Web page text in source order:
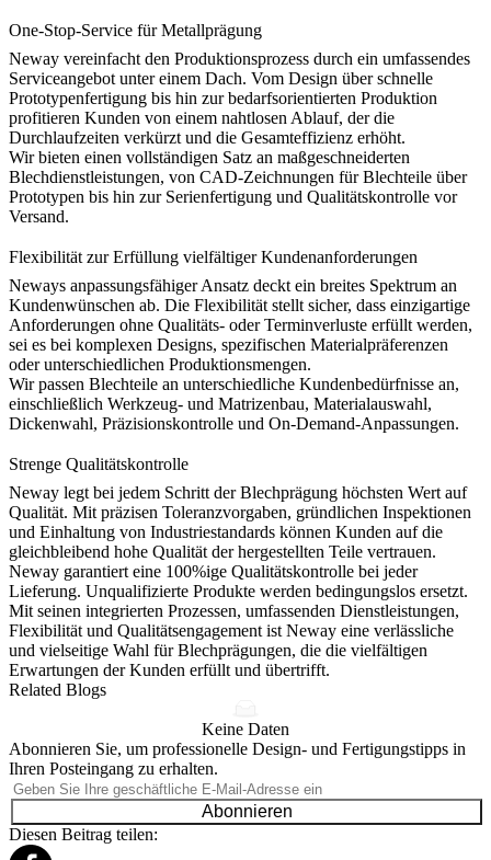
One-Stop-Service für Metallprägung
Neway vereinfacht den Produktionsprozess durch ein umfassendes
Serviceangebot unter einem Dach. Vom Design über schnelle
Prototypenfertigung bis hin zur bedarfsorientierten Produktion
profitieren Kunden von einem nahtlosen Ablauf, der die
Durchlaufzeiten verkürzt und die Gesamteffizienz erhöht.
Wir bieten einen vollständigen Satz an maßgeschneiderten
Blechdienstleistungen, von CAD-Zeichnungen für Blechteile über
Prototypen bis hin zur Serienfertigung und Qualitätskontrolle vor
Versand.
Flexibilität zur Erfüllung vielfältiger Kundenanforderungen
Neways anpassungsfähiger Ansatz deckt ein breites Spektrum an
Kundenwünschen ab. Die Flexibilität stellt sicher, dass einzigartige
Anforderungen ohne Qualitäts- oder Terminverluste erfüllt werden,
sei es bei komplexen Designs, spezifischen Materialpräferenzen
oder unterschiedlichen Produktionsmengen.
Wir passen Blechteile an unterschiedliche Kundenbedürfnisse an,
einschließlich Werkzeug- und Matrizenbau, Materialauswahl,
Dickenwahl, Präzisionskontrolle und On-Demand-Anpassungen.
Strenge Qualitätskontrolle
Neway legt bei jedem Schritt der Blechprägung höchsten Wert auf
Qualität. Mit präzisen Toleranzvorgaben, gründlichen Inspektionen
und Einhaltung von Industriestandards können Kunden auf die
gleichbleibend hohe Qualität der hergestellten Teile vertrauen.
Neway garantiert eine 100%ige Qualitätskontrolle bei jeder
Lieferung. Unqualifizierte Produkte werden bedingungslos ersetzt.
Mit seinen integrierten Prozessen, umfassenden Dienstleistungen,
Flexibilität und Qualitätsengagement ist Neway eine verlässliche
und vielseitige Wahl für Blechprägungen, die die vielfältigen
Erwartungen der Kunden erfüllt und übertrifft.
Related Blogs
Keine Daten
Abonnieren Sie, um professionelle Design- und Fertigungstipps in
Ihren Posteingang zu erhalten.
Abonnieren
Diesen Beitrag teilen: